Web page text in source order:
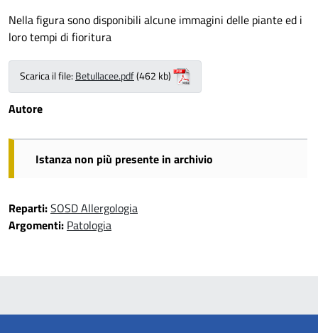
Nella figura sono disponibili alcune immagini delle piante ed i
loro tempi di fioritura
Scarica il file: Betullacee.pdf(462 kb)
Autore
Istanza non più presente in archivio
Reparti:SOSD Allergologia
Argomenti: Patologia